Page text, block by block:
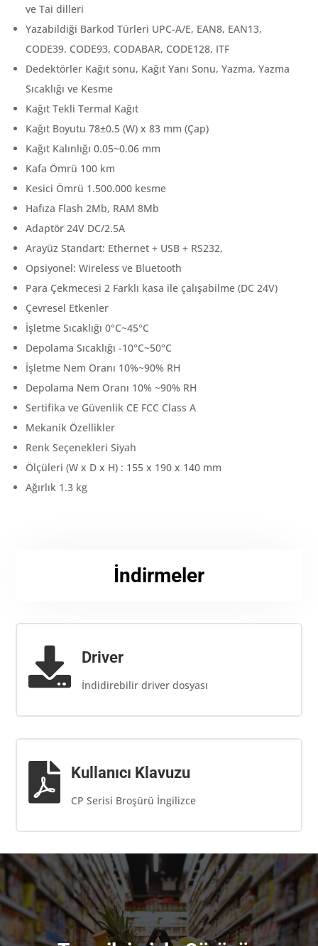
ve Tai dilleri
Yazabildiği Barkod Türleri UPC-A/E, EAN8, EAN13,
CODE39. CODE93, CODABAR, CODE128, ITF
Dedektörler Kağıt sonu, Kağıt Yanı Sonu, Yazma, Yazma
Sıcaklığı ve Kesme
Kağıt Tekli Termal Kağıt
Kağıt Boyutu 78±0.5 (W) x 83 mm (Çap)
Kağıt Kalınlığı 0.05~0.06 mm
Kafa Ömrü 100 km
Kesici Ömrü 1.500.000 kesme
Hafıza Flash 2Mb, RAM 8Mb
Adaptör 24V DC/2.5A
Arayüz Standart: Ethernet + USB + RS232,
Opsiyonel: Wireless ve Bluetooth
Para Çekmecesi 2 Farklı kasa ile çalışabilme (DC 24V)
Çevresel Etkenler
İşletme Sıcaklığı 0°C~45°C
Depolama Sıcaklığı -10°C~50°C
İşletme Nem Oranı 10%~90% RH
Depolama Nem Oranı 10% ~90% RH
Sertifika ve Güvenlik CE FCC Class A
Mekanik Özellikler
Renk Seçenekleri Siyah
Ölçüleri (W x D x H) : 155 x 190 x 140 mm
Ağırlık 1.3 kg
İndirmeler
 Driver
İndidirebilir driver dosyası
 Kullanıcı Klavuzu
CP Serisi Broşürü İngilizce